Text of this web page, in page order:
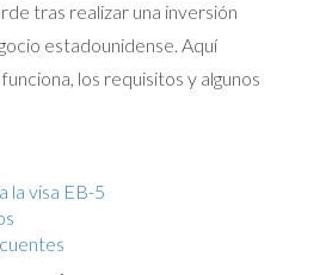
tras realizar una inversión
estadounidense. Aquí
los requisitos y algunos
la visa EB-5